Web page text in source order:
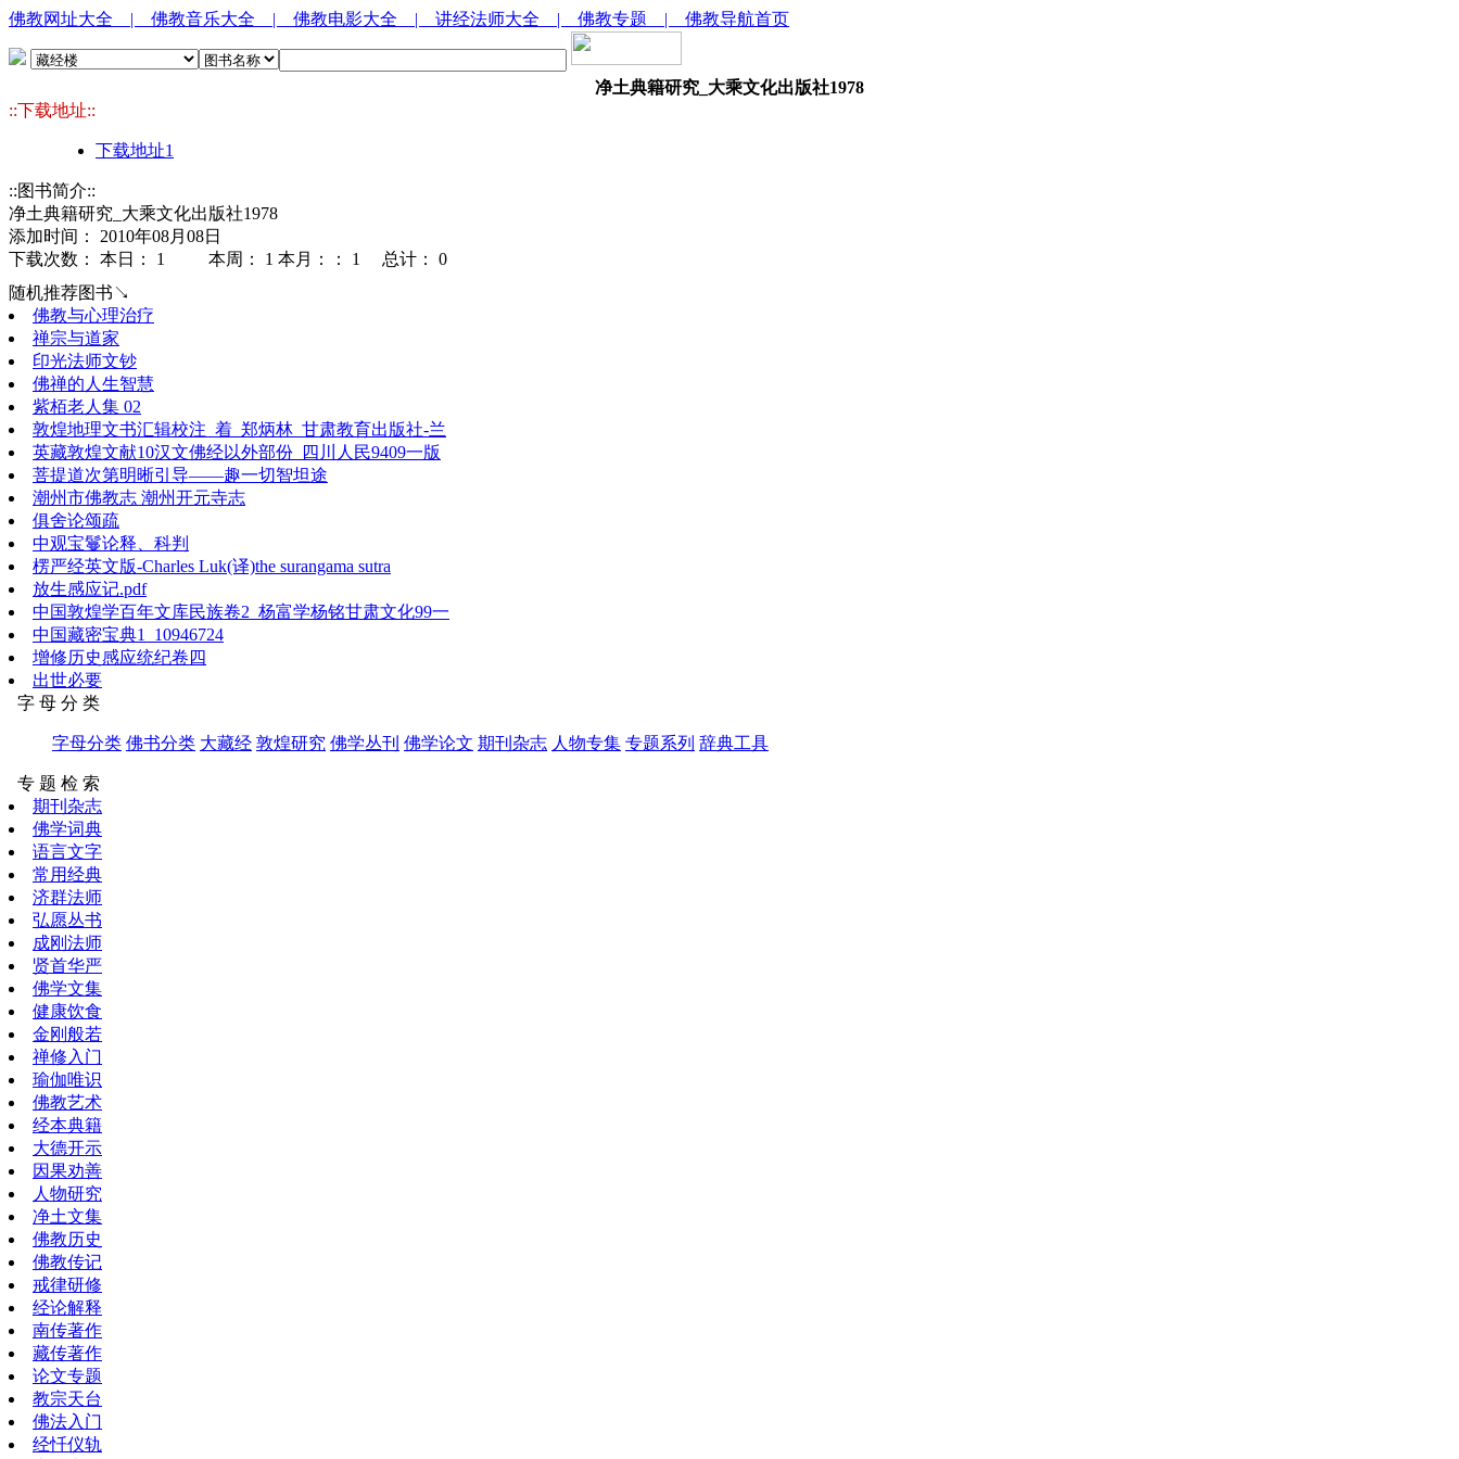
佛教网址大全 | 佛教音乐大全 | 佛教电影大全 | 讲经法师大全 | 佛教专题 | 佛教导航首页
净土典籍研究_大乘文化出版社1978
::下载地址::
下载地址1
::图书简介::
净土典籍研究_大乘文化出版社1978
添加时间： 2010年08月08日
下载次数： 本日： 1 本周： 1 本月：： 1 总计： 0
随机推荐图书↘
佛教与心理治疗
禅宗与道家
印光法师文钞
佛禅的人生智慧
紫栢老人集 02
敦煌地理文书汇辑校注_着_郑炳林_甘肃教育出版社-兰
英藏敦煌文献10汉文佛经以外部份_四川人民9409一版
菩提道次第明晰引导——趣一切智坦途
潮州市佛教志 潮州开元寺志
俱舍论颂疏
中观宝鬘论释、科判
楞严经英文版-Charles Luk(译)the surangama sutra
放生感应记.pdf
中国敦煌学百年文库民族卷2_杨富学杨铭甘肃文化99一
中国藏密宝典1_10946724
增修历史感应统纪卷四
出世必要
字 母 分 类
字母分类 佛书分类 大藏经 敦煌研究 佛学丛刊 佛学论文 期刊杂志 人物专集 专题系列 辞典工具
专 题 检 索
期刊杂志
佛学词典
语言文字
常用经典
济群法师
弘愿丛书
成刚法师
贤首华严
佛学文集
健康饮食
金刚般若
禅修入门
瑜伽唯识
佛教艺术
经本典籍
大德开示
因果劝善
人物研究
净土文集
佛教历史
佛教传记
戒律研修
经论解释
南传著作
藏传著作
论文专题
教宗天台
佛法入门
经忏仪轨